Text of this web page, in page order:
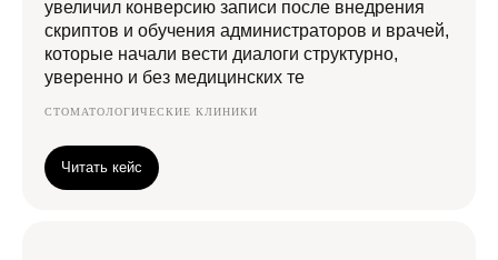
увеличил конверсию записи после внедрения
скриптов и обучения администраторов и врачей,
которые начали вести диалоги структурно,
уверенно и без медицинских те
СТОМАТОЛОГИЧЕСКИЕ КЛИНИКИ
Читать кейс